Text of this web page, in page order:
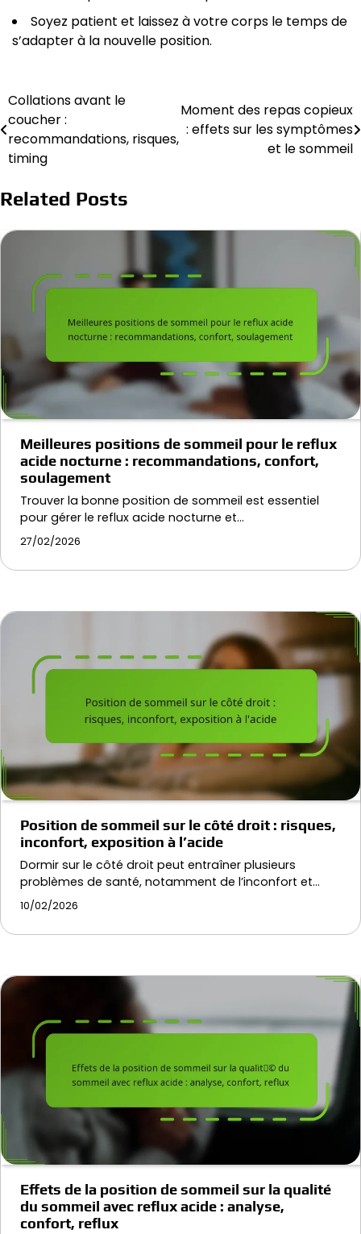
Soyez patient et laissez à votre corps le temps de
s’adapter à la nouvelle position.
Post
navigation
Collations avant le
coucher :
recommandations, risques,
timing
Moment des repas copieux
: effets sur les symptômes
et le sommeil
Related Posts
Meilleures positions de sommeil pour le reflux
acide nocturne : recommandations, confort,
soulagement
Trouver la bonne position de sommeil est essentiel
pour gérer le reflux acide nocturne et…
27/02/2026
Position de sommeil sur le côté droit : risques,
inconfort, exposition à l’acide
Dormir sur le côté droit peut entraîner plusieurs
problèmes de santé, notamment de l’inconfort et…
10/02/2026
Effets de la position de sommeil sur la qualité
du sommeil avec reflux acide : analyse,
confort, reflux